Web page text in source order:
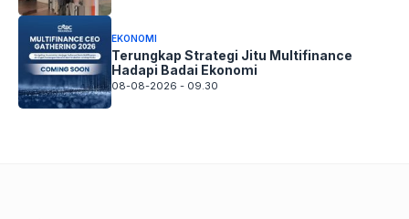
EKONOMI
Terungkap Strategi Jitu Multifinance
Hadapi Badai Ekonomi
08-08-2026 - 09.30